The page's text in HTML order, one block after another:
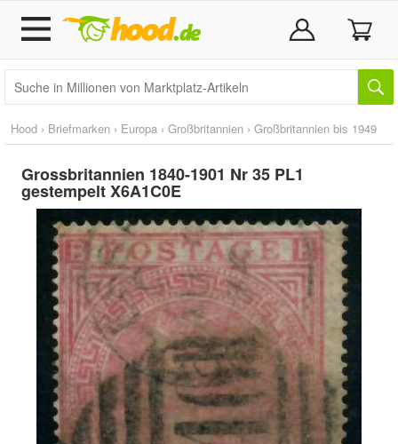
Hood › Briefmarken › Europa › Großbritannien › Großbritannien bis 1949
Grossbritannien 1840-1901 Nr 35 PL1
gestempelt X6A1C0E